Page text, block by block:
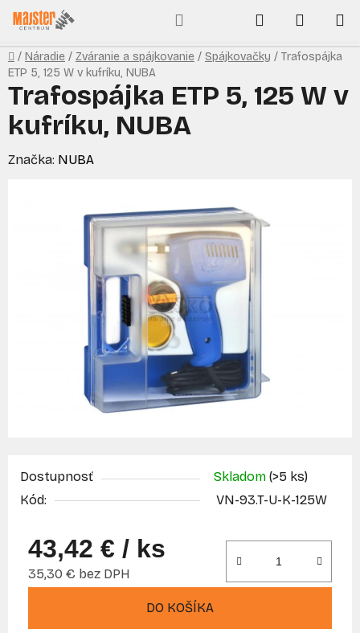
Prejsť
na
obsah
Hľadať
KOŠÍK
Domov
/ Náradie / Zváranie a spájkovanie / Spájkovačky / Trafospájka
ETP 5, 125 W v kufríku, NUBA
Dostupnosť Skladom (>5 ks)
Kód:
VN-93.T-U-K-125W
43,42 € / ks
35,30 € bez DPH
DO KOŠÍKA
Trafospájka ETP 5, 125 W v
kufríku, NUBA
Značka: NUBA